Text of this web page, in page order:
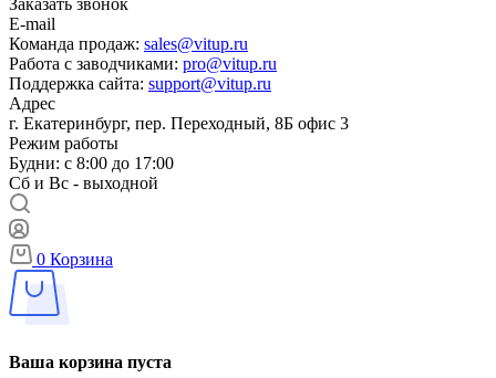
Заказать звонок
E-mail
Команда продаж: sales@vitup.ru
Работа с заводчиками: pro@vitup.ru
Поддержка сайта: support@vitup.ru
Адрес
г. Екатеринбург, пер. Переходный, 8Б офис 3
Режим работы
Будни: с 8:00 до 17:00
Сб и Вс - выходной
0 Корзина
Ваша корзина пуста